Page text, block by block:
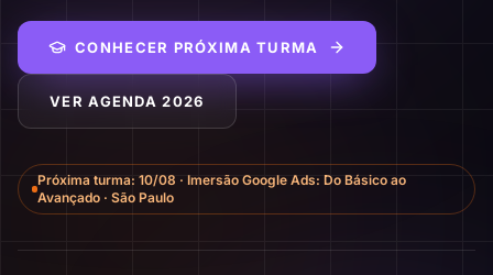
CONHECER PRÓXIMA TURMA
VER AGENDA 2026
Próxima turma: 10/08 · Imersão Google Ads: Do Básico ao
Avançado · São Paulo